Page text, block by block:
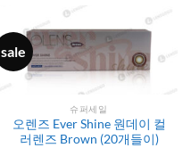
sale
슈퍼세일
오렌즈 Ever Shine 원데이 컬
러렌즈 Brown (20개들이)